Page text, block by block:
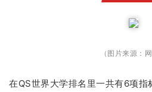
（图片来源：网
在QS世界大学排名里一共有6项指